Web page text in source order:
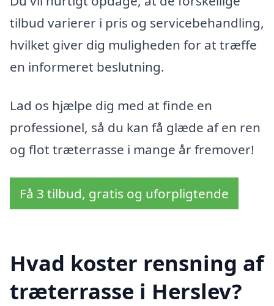
tilbud varierer i pris og servicebehandling,
hvilket giver dig muligheden for at træffe
en informeret beslutning.
Lad os hjælpe dig med at finde en
professionel, så du kan få glæde af en ren
og flot træterrasse i mange år fremover!
Få 3 tilbud, gratis og uforpligtende
Hvad koster rensning af
træterrasse i Herslev?